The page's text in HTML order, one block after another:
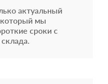
актуальный
который мы
сроки с